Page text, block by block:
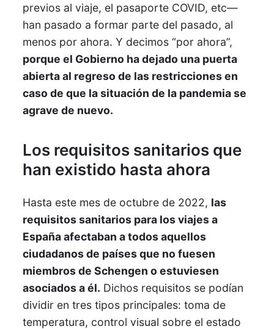
previos al viaje, el pasaporte COVID, etc—
han pasado a formar parte del pasado, al
menos por ahora. Y decimos “por ahora”,
porque el Gobierno ha dejado una puerta
abierta al regreso de las restricciones en
caso de que la situación de la pandemia se
agrave de nuevo.
Los requisitos sanitarios que
han existido hasta ahora
Hasta este mes de octubre de 2022, las
requisitos sanitarios para los viajes a
España afectaban a todos aquellos
ciudadanos de países que no fuesen
miembros de Schengen o estuviesen
asociados a él. Dichos requisitos se podían
dividir en tres tipos principales: toma de
temperatura, control visual sobre el estado